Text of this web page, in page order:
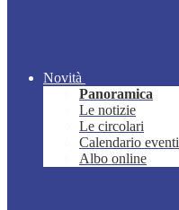
Novità
Panoramica
Le notizie
Le circolari
Calendario eventi
Albo online